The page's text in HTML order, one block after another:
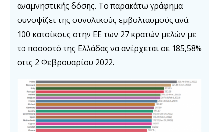
αναμνηστικής δόσης. Το παρακάτω γράφημα
συνοψίζει της συνολικούς εμβολιασμούς ανά
100 κατοίκους στην ΕΕ των 27 κρατών μελών με
το ποσοστό της Ελλάδας να ανέρχεται σε 185,58%
στις 2 Φεβρουαρίου 2022.